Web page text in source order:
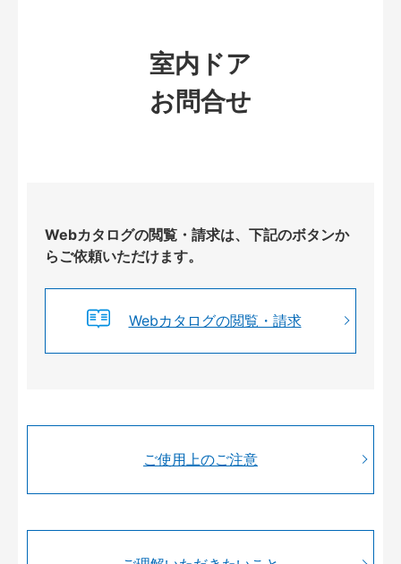
室内ドア
お問合せ
Webカタログの閲覧・請求は、下記のボタンか
らご依頼いただけます。
Webカタログの閲覧・請求
ご使用上のご注意